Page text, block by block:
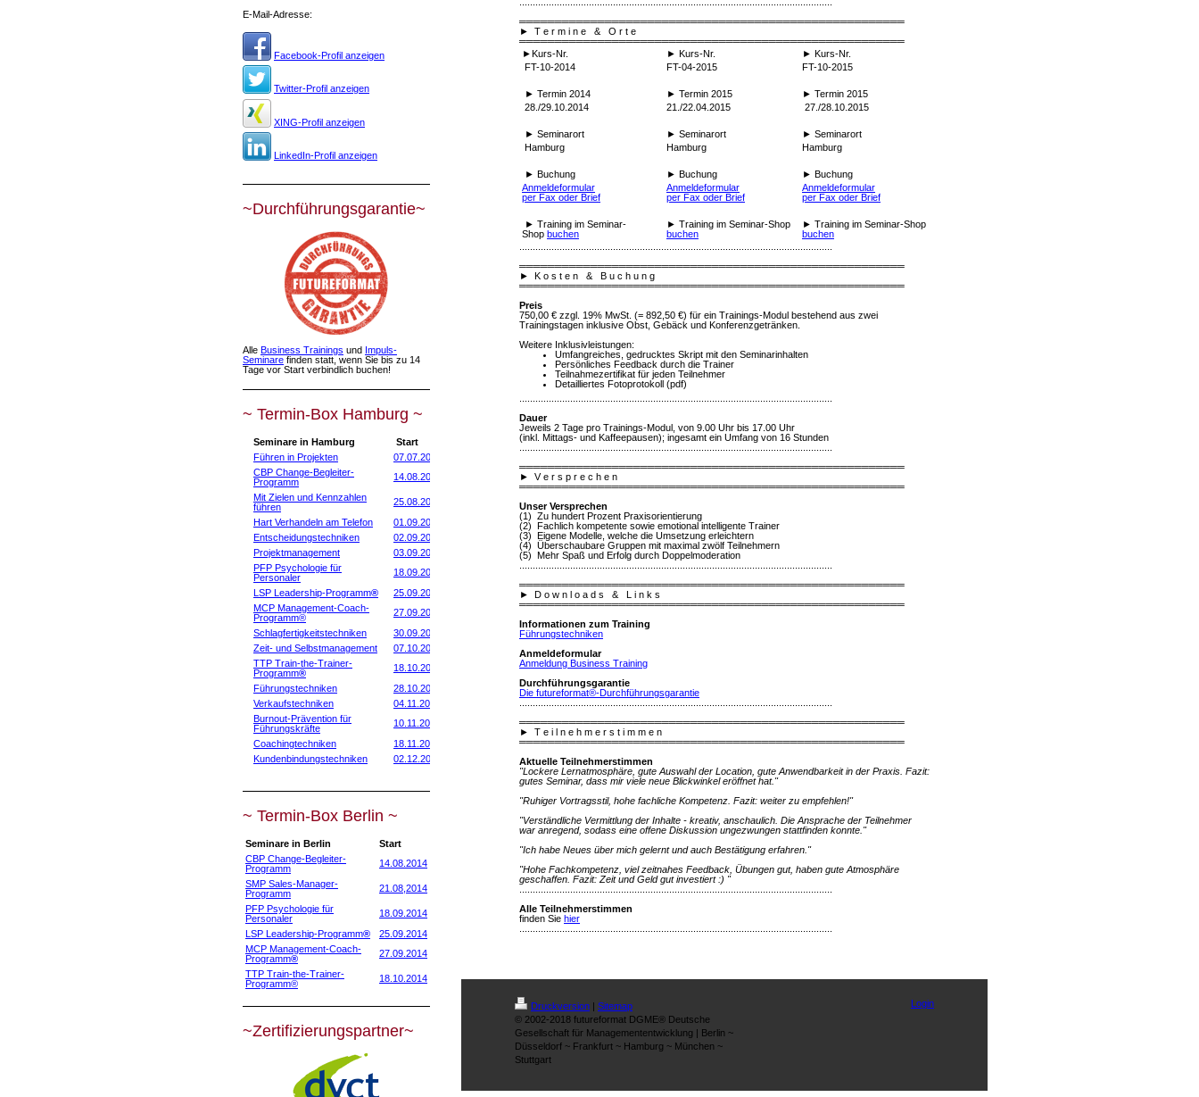
E-Mail-Adresse:
Facebook-Profil anzeigen
Twitter-Profil anzeigen
XING-Profil anzeigen
LinkedIn-Profil anzeigen
~Durchführungsgarantie~
Alle Business Trainings und Impuls-
Seminare finden statt, wenn Sie bis zu 14
Tage vor Start verbindlich buchen!
~ Termin-Box Hamburg ~
Seminare in Hamburg
Start
Führen in Projekten
07.07.2014
CBP Change-Begleiter-
Programm
14.08.2014
Mit Zielen und Kennzahlen
führen
25.08.2014
Hart Verhandeln am Telefon
01.09.2014
Entscheidungstechniken
02.09.2014
Projektmanagement
03.09.2014
PFP Psychologie für
Personaler
18.09.2014
LSP Leadership-Programm®
25.09.2014
MCP Management-Coach-
Programm®
27.09.2014
Schlagfertigkeitstechniken
30 .09.2014
Zeit- und Selbstmanagement
07.10.2014
TTP Train-the-Trainer-
Programm®
18.10.2014
Führungstechniken
28.10.2014
Verkaufstechniken
04.11.2014
Burnout-Prävention für
Führungskräfte
10.11.2014
Coachingtechniken
18.11.2014
Kundenbindungstechniken
02.12.2014
~ Termin-Box Berlin ~
Seminare in Berlin
Start
CBP Change-Begleiter-
Programm
14.08.2014
SMP Sales-Manager-
Programm
21.08,2014
PFP Psychologie für
Personaler
18.09.2014
LSP Leadership-Programm®
25.09.2014
MCP Management-Coach-
Programm®
27.09.2014
TTP Train-the-Trainer-
Programm® 18.10.2014
~Zertifizierungspartner~
══════════════════════════════════════════════════════
►
T e r m i n e & O r t e
══════════════════════════════════════════════════════
►Kurs-Nr.
► Kurs-Nr.
► Kurs-Nr.
FT-10-2014
FT-04-2015 FT-10-2015
► Termin 2014 ► Termin 2015
► Termin 2015
28./29.10.2014
21./22.04.2015 27./28.10.2015
► Seminarort ► Seminarort
► Seminarort
Hamburg
Hamburg Hamburg
► Buchung ► Buchung
► Buchung
Anmeldeformular
per Fax oder Brief
Anmeldeformular
per Fax oder Brief
Anmeldeformular
per Fax oder Brief
► Training im Seminar-
Shop buchen
► Training im Seminar-Shop
buchen
► Training im Seminar-Shop
buchen
══════════════════════════════════════════════════════
►
K o s t e n & B u c h u n g
══════════════════════════════════════════════════════
Preis
750,00 € zzgl. 19% MwSt. (= 892,50 €) für ein Trainings-Modul bestehend aus zwei
Trainingstagen inklusive Obst, Gebäck und Konferenzgetränken.
Weitere Inklusivleistungen:
Umfangreiches, gedrucktes Skript mit den Seminarinhalten
Persönliches Feedback durch die Trainer
Teilnahmezertifikat für jeden Teilnehmer
Detailliertes Fotoprotokoll (pdf)
Dauer
Jeweils 2 Tage pro Trainings-Modul, von 9.00 Uhr bis 17.00 Uhr
(inkl. Mittags- und Kaffeepausen); ingesamt ein Umfang von 16 Stunden
══════════════════════════════════════════════════════
►
V e r s p r e c h e n
══════════════════════════════════════════════════════
Unser Versprechen
(1) Zu hundert Prozent Praxisorientierung
(2) Fachlich kompetente sowie emotional intelligente Trainer
(3) Eigene Modelle, welche die Umsetzung erleichtern
(4) Überschaubare Gruppen mit maximal zwölf Teilnehmern
(5) Mehr Spaß und Erfolg durch Doppelmoderation
══════════════════════════════════════════════════════
►
D o w n l o a d s & L i n k s
══════════════════════════════════════════════════════
Informationen zum Training
Führungstechniken
Anmeldeformular
Anmeldung Business Training
Durchführungsgarantie
Die futureformat®-Durchführungsgarantie
══════════════════════════════════════════════════════
►
T e i l n e h m e r s t i m m e n
══════════════════════════════════════════════════════
Aktuelle Teilnehmerstimmen
"Lockere Lernatmosphäre, gute Auswahl der Location, gute Anwendbarkeit in der Praxis. Fazit:
gutes Seminar, dass mir viele neue Blickwinkel eröffnet hat."
"Ruhiger Vortragsstil, hohe fachliche Kompetenz. Fazit: weiter zu empfehlen!"
"Verständliche Vermittlung der Inhalte - kreativ, anschaulich. Die Ansprache der Teilnehmer
war anregend, sodass eine offene Diskussion ungezwungen stattfinden konnte."
"Ich habe Neues über mich gelernt und auch Bestätigung erfahren."
"Hohe Fachkompetenz, viel zeitnahes Feedback, Übungen gut, haben gute Atmosphäre
geschaffen. Fazit: Zeit und Geld gut investiert :) "
Alle Teilnehmerstimmen
finden Sie hier
Druckversion | Sitemap
© 2002-2018 futureformat DGME® Deutsche
Gesellschaft für Managemententwicklung | Berlin ~
Düsseldorf ~ Frankfurt ~ Hamburg ~ München ~
Stuttgart
Login